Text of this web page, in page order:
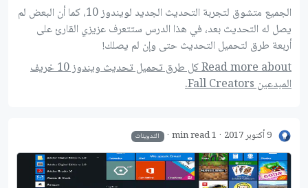
الجميع متشوق لتجربة التحديث الجديد لويندوز 10، كما أن البعض لم
يصل له التحديث بعد، في هذا الدرس ستتعرف عزيزي القارئ على
أربعة طرق لتحميل التحديث حتى وإن لم يصلك!
Read more about كل طرق تحميل تحديث ويندوز 10 خريف
المبدعين Fall Creators.
9 أكتوبر 2017 1 min read التدوينات